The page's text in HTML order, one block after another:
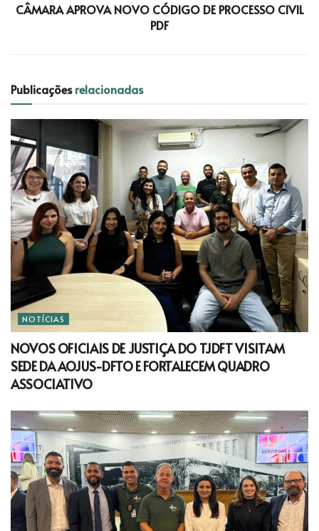
CÂMARA APROVA NOVO CÓDIGO DE PROCESSO CIVIL
PDF
Publicaçõesrelacionadas
NOTÍCIAS
NOVOS OFICIAIS DE JUSTIÇA DO TJDFT VISITAM
SEDE DA AOJUS-DFTO E FORTALECEM QUADRO
ASSOCIATIVO